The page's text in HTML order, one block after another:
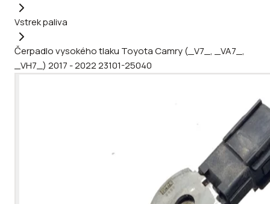
Vstrek paliva
Čerpadlo vysokého tlaku Toyota Camry (_V7_, _VA7_,
_VH7_) 2017 - 2022 23101-25040